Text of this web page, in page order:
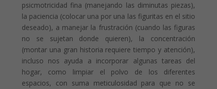
psicmotricidad fina (manejando las diminutas piezas),
la paciencia (colocar una por una las figuritas en el sitio
deseado), a manejar la frustración (cuando las figuras
no se sujetan donde quieren), la concentración
(montar una gran historia requiere tiempo y atención),
incluso nos ayuda a incorporar algunas tareas del
hogar, como limpiar el polvo de los diferentes
espacios, con suma meticulosidad para que no se